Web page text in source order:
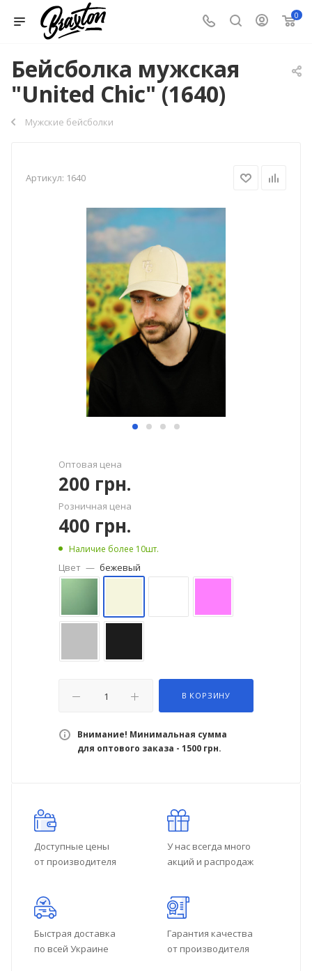
0
Бейсболка мужская
"United Chic" (1640)
Мужские бейсболки
Артикул: 1640
Оптовая цена
200 грн.
Розничная цена
400 грн.
Наличие более 10шт.
Цвет — бежевый
В КОРЗИНУ
Внимание! Минимальная сумма
для оптового заказа - 1500 грн.
Доступные цены
от производителя
У нас всегда много
акций и распродаж
Быстрая доставка
по всей Украине
Гарантия качества
от производителя